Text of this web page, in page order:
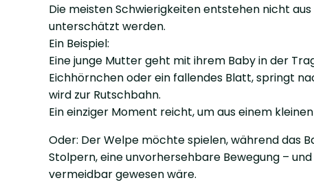
Die meisten Schwierigkeiten entstehen nicht
unterschätzt werden.
Ein Beispiel:
Eine junge Mutter geht mit ihrem Baby in der
Eichhörnchen oder ein fallendes Blatt, springt
wird zur Rutschbahn.
Ein einziger Moment reicht, um aus einem
Oder: Der Welpe möchte spielen, während das
Stolpern, eine unvorhersehbare Bewegung –
vermeidbar gewesen wäre.